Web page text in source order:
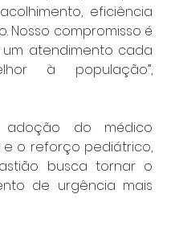
eficiência
Nosso compromisso é
atendimento cada
à população”,
do médico
e o reforço pediátrico,
busca tornar o
de urgência mais